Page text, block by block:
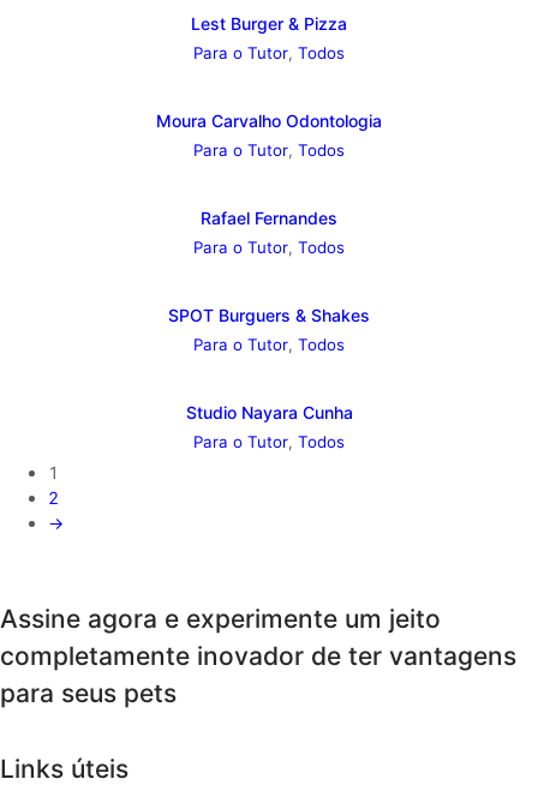
Lest Burger & Pizza
Para o Tutor, Todos
Moura Carvalho Odontologia
Para o Tutor, Todos
Rafael Fernandes
Para o Tutor, Todos
SPOT Burguers & Shakes
Para o Tutor, Todos
Studio Nayara Cunha
Para o Tutor, Todos
1
2
→
Assine agora e experimente um jeito
completamente inovador de ter vantagens
para seus pets
Links úteis